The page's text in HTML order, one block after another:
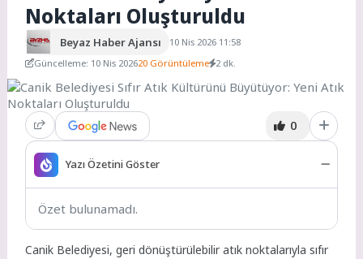
Noktaları Oluşturuldu
Beyaz Haber Ajansı
10 Nis 2026 11:58
Güncelleme: 10 Nis 202620 Görüntüleme 2 dk.
0
Yazı Özetini Göster
Özet bulunamadı.
Canik Belediyesi, geri dönüştürülebilir atık noktalarıyla sıfır